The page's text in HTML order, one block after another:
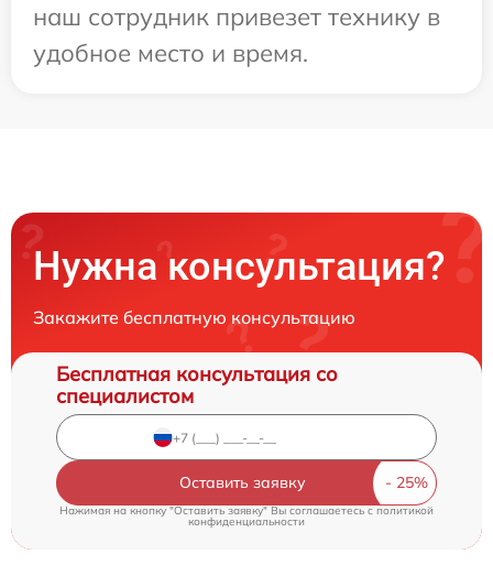
наш сотрудник привезет технику в
удобное место и время.
Нужна консультация?
Закажите бесплатную консультацию
Бесплатная консультация со
специалистом
Оставить заявку
Нажимая на кнопку "Оставить заявку" Вы соглашаетесь cполитикой
конфиденциальности